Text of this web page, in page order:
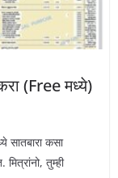
(Free मध्ये)
सातबारा कसा
तुम्ही